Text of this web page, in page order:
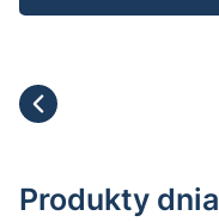
Produkty dnia